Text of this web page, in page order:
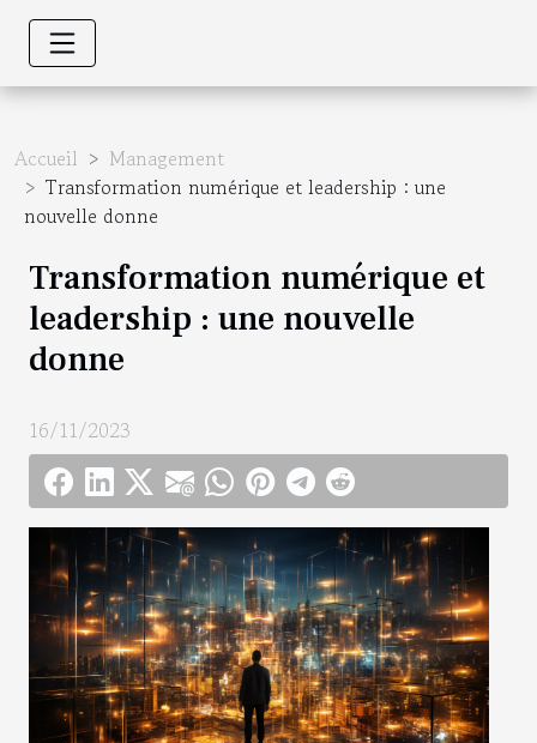
Accueil
Management
Transformation numérique et leadership : une
nouvelle donne
Transformation numérique et
leadership : une nouvelle
donne
16/11/2023